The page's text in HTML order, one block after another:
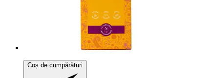
Coș de cumpărături